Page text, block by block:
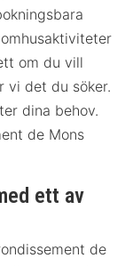
om du vill
vi det du söker.
dina behov.
de Mons
ett av
de